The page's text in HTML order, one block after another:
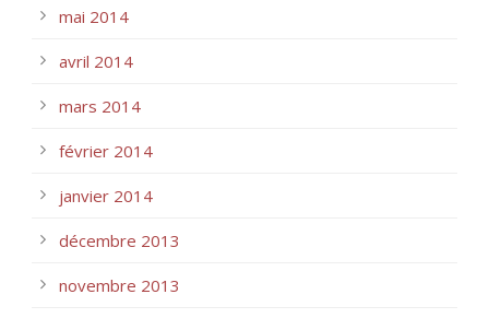
mai 2014
avril 2014
mars 2014
février 2014
janvier 2014
décembre 2013
novembre 2013